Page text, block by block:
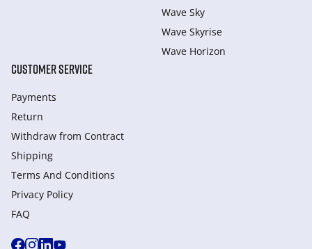
Wave Sky
Wave Skyrise
Wave Horizon
CUSTOMER SERVICE
Payments
Return
Withdraw from Сontract
Shipping
Terms And Conditions
Privacy Policy
FAQ